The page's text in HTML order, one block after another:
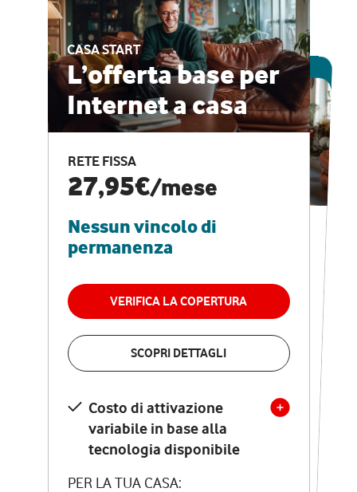
CASA START
L’offerta base per
Internet a casa
RETE FISSA
27,95€/mese
Nessun vincolo di
permanenza
VERIFICA LA COPERTURA
SCOPRI DETTAGLI
Costo di attivazione
variabile in base alla
tecnologia disponibile
PER LA TUA CASA:
ESCLUSIVA ONLINE
CASA PRO
Internet veloce e
vantaggi speciali
RETE FISSA + VODAFONE CLUB
29,95€
permanenza
VERIFICA LA COPERTURA
Costo di attivazione
variabile in base alla
tecnologia disponibile
PER LA TUA CASA: